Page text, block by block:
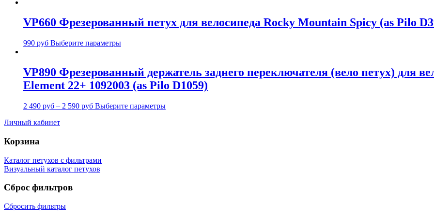
VP660 Фрезерованный петух для велосипеда Rocky Mountain Spicy (as Pilo
990 руб Выберите параметры
VP890 Фрезерованный держатель заднего переключателя (вело петух) для
Element 22+ 1092003 (as Pilo D1059)
2 490 руб – 2 590 руб Выберите параметры
Личный кабинет
Корзина
Каталог петухов с фильтрами
Визуальный каталог петухов
Сброс фильтров
Сбросить фильтры